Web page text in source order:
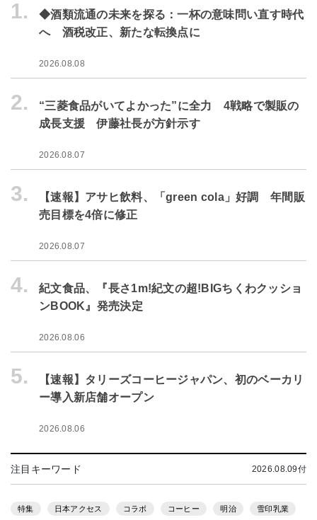
1.
◆酒類流通の未来を探る：一杯の意味問い直す時代
へ 酒税改正、新たな転換点に
2026.08.08
2.
“三菱食品がいてよかった”に全力 4戦略で製販の
成長支援 伊藤社長が方針示す
2026.08.07
3.
【速報】アサヒ飲料、「green cola」好調 年間販
売目標を4倍に修正
2026.08.07
4.
紀文食品、『長さ1m!紀文の超!BIGちくわクッショ
ンBOOK』発売決定
2026.08.06
5.
【速報】タリーズコーヒージャパン、初のベーカリ
ー導入新店舗オープン
2026.08.06
注目キーワード 2026.08.09付
特集 日本アクセス コラボ コーヒー 明治 雪印乳業